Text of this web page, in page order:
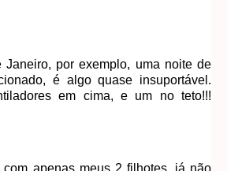
por exemplo, uma noite de
é algo quase insuportável.
em cima, e um no teto!!!
apenas meus 2 filhotes, já não